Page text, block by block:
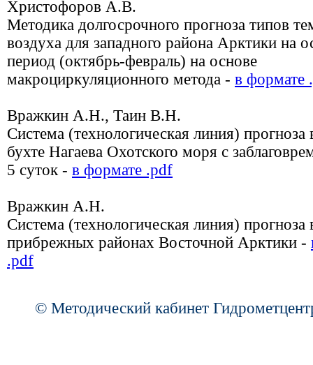
Христофоров А.В.
Методика долгосрочного прогноза типов
воздуха для западного района Арктики на
период (октябрь-февраль) на основе
макроциркуляционного метода - в формате
Вражкин А.Н., Таин В.Н.
Система (технологическая линия) прогноза
бухте Нагаева Охотского моря с
5 суток - в формате .pdf
Вражкин А.Н.
Система (технологическая линия) прогноза
прибрежных районах Восточной Арктики -
.pdf
© Методический кабинет